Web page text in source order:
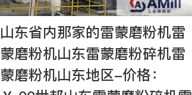
山东省内那家的雷蒙磨粉机雷
蒙磨粉机山东雷蒙磨粉碎机雷
蒙磨粉机山东地区-价格：